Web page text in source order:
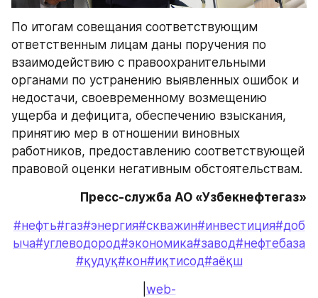
По итогам совещания соответствующим
ответственным лицам даны поручения по
взаимодействию с правоохранительными
органами по устранению выявленных ошибок и
недостачи, своевременному возмещению
ущерба и дефицита, обеспечению взыскания,
принятию мер в отношении виновных
работников, предоставлению соответствующей
правовой оценки негативным обстоятельствам.
Пресс-служба АО «Узбекнефтегаз»
#нефть#газ#энергия#скважин#инвестиция#доб
ыча#углеводород#экономика#завод#нефтебаза
#қудуқ#кон#иқтисод#аёқш
web-